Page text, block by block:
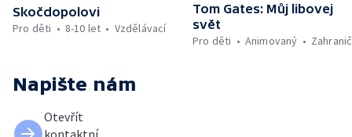
Skočdopolovi
Pro děti
8-10 let Vzdělávací
Tom Gates: Můj libovej
svět
Pro děti
Animovaný
Napište nám
Otevřít
kontaktní